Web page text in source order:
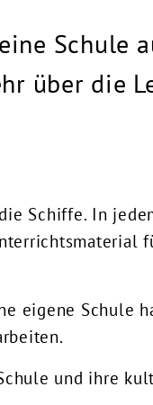
Schule
über die
Schiffe. In
eigene Schule
und ihre